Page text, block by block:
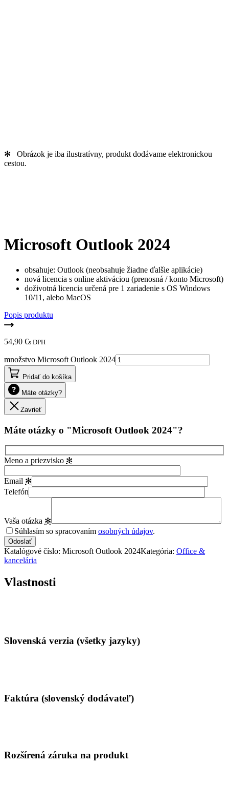
✻ Obrázok je iba ilustratívny, produkt dodávame elektronickou
cestou.
Microsoft Outlook 2024
obsahuje: Outlook (neobsahuje žiadne ďalšie aplikácie)
nová licencia s online aktiváciou (prenosná / konto Microsoft)
doživotná licencia určená pre 1 zariadenie s OS Windows
10/11, alebo MacOS
Popis produktu
54,90 €s DPH
množstvo Microsoft Outlook 2024
Pridať do košíka
Máte otázky?
Zavrieť
Máte otázky o "Microsoft Outlook 2024"?
Meno a priezvisko ✻
Email ✻
Telefón
Vaša otázka ✻
Súhlasím so spracovaním osobných údajov.
Katalógové číslo: Microsoft Outlook 2024Kategória: Office &
kancelária
Vlastnosti
Slovenská verzia (všetky jazyky)
Faktúra (slovenský dodávateľ)
Rozšírená záruka na produkt